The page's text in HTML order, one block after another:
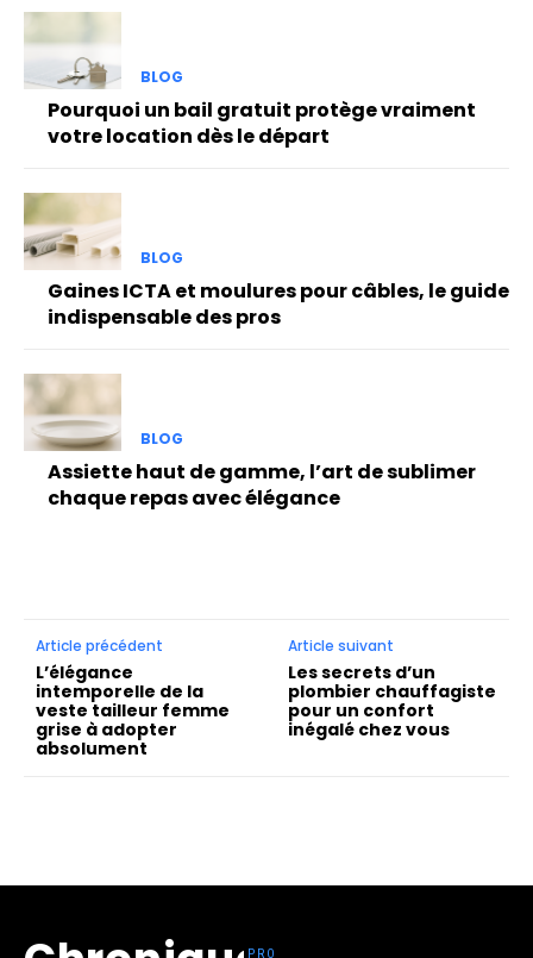
BLOG
Pourquoi un bail gratuit protège vraiment
votre location dès le départ
BLOG
Gaines ICTA et moulures pour câbles, le guide
indispensable des pros
BLOG
Assiette haut de gamme, l’art de sublimer
chaque repas avec élégance
Article précédent
L’élégance
intemporelle de la
veste tailleur femme
grise à adopter
absolument
Article suivant
Les secrets d’un
plombier chauffagiste
pour un confort
inégalé chez vous